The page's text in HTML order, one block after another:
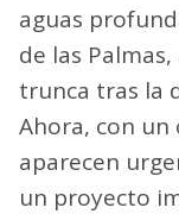
aguas
de las
trunca tras la
Ahora, con
aparecen
un proyecto